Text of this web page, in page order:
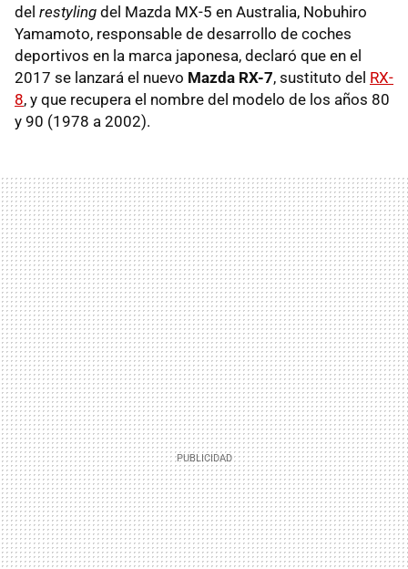
del restyling del Mazda MX-5 en Australia, Nobuhiro
Yamamoto, responsable de desarrollo de coches
deportivos en la marca japonesa, declaró que en el
2017 se lanzará el nuevo Mazda RX-7, sustituto del RX-
8, y que recupera el nombre del modelo de los años 80
y 90 (1978 a 2002).